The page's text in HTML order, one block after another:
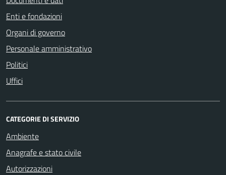
Enti e fondazioni
Organi di governo
Personale amministrativo
Politici
Uffici
CATEGORIE DI SERVIZIO
Ambiente
Anagrafe e stato civile
Autorizzazioni